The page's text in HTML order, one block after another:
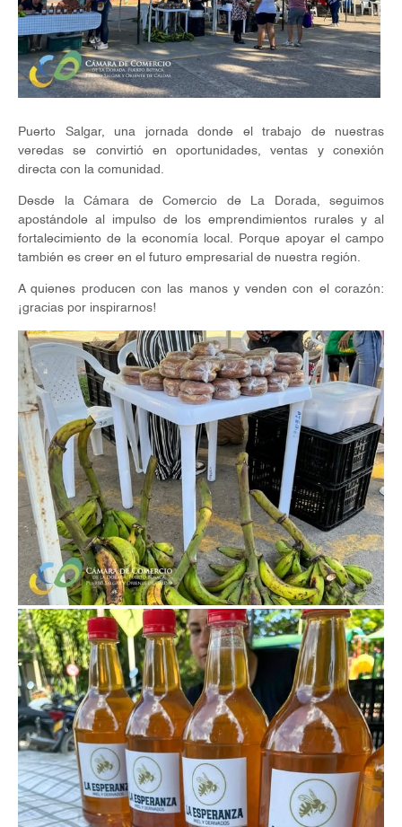
Puerto Salgar, una jornada donde el trabajo de nuestras
veredas se convirtió en oportunidades, ventas y conexión
directa con la comunidad.
Desde la Cámara de Comercio de La Dorada, seguimos
apostándole al impulso de los emprendimientos rurales y al
fortalecimiento de la economía local. Porque apoyar el campo
también es creer en el futuro empresarial de nuestra región.
A quienes producen con las manos y venden con el corazón:
¡gracias por inspirarnos!